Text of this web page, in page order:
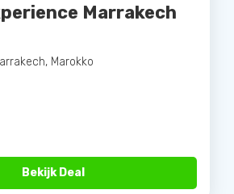
Marrakech
Marokko
Bekijk Deal